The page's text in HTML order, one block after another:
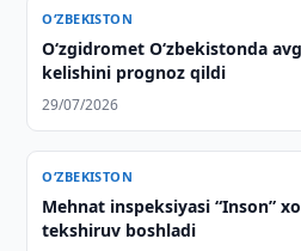
O‘ZBEKISTON
O‘zgidromet O‘zbekistonda
kelishini prognoz qildi
29/07/2026
O‘ZBEKISTON
Mehnat inspeksiyasi “Inson”
tekshiruv boshladi